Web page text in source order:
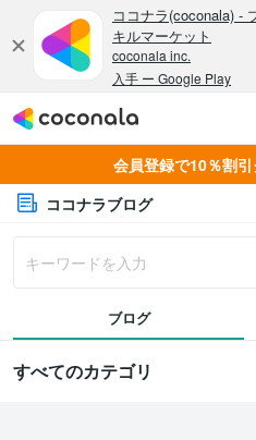
会員登録で10％割引
ココナラブログ
ブログ
すべてのカテゴリ